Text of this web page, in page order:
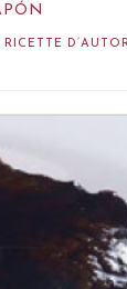
RICETTE